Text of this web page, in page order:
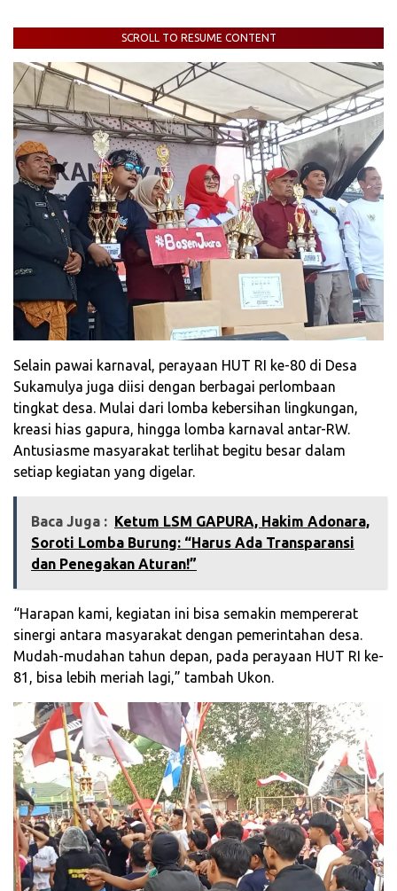
SCROLL TO RESUME CONTENT
Selain pawai karnaval, perayaan HUT RI ke-80 di Desa
Sukamulya juga diisi dengan berbagai perlombaan
tingkat desa. Mulai dari lomba kebersihan lingkungan,
kreasi hias gapura, hingga lomba karnaval antar-RW.
Antusiasme masyarakat terlihat begitu besar dalam
setiap kegiatan yang digelar.
Baca Juga : Ketum LSM GAPURA, Hakim Adonara,
Soroti Lomba Burung: “Harus Ada Transparansi
dan Penegakan Aturan!”
“Harapan kami, kegiatan ini bisa semakin mempererat
sinergi antara masyarakat dengan pemerintahan desa.
Mudah-mudahan tahun depan, pada perayaan HUT RI ke-
81, bisa lebih meriah lagi,” tambah Ukon.